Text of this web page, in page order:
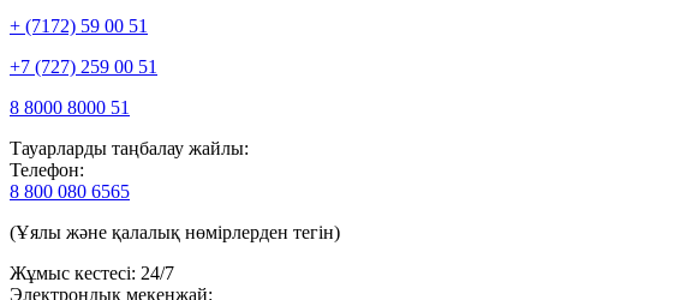
+ (7172) 59 00 51
+7 (727) 259 00 51
8 8000 8000 51
Тауарларды таңбалау жайлы:
Телефон:
8 800 080 6565
(Ұялы және қалалық нөмірлерден тегін)
Жұмыс кестесі: 24/7
Электрондық мекенжай: